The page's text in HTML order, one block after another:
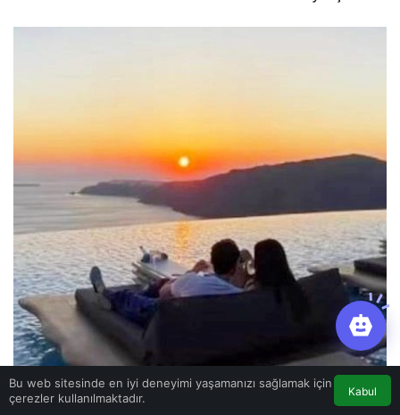
Bu web sitesinde en iyi deneyimi yaşamanızı sağlamak için
çerezler kullanılmaktadır.
Kabul